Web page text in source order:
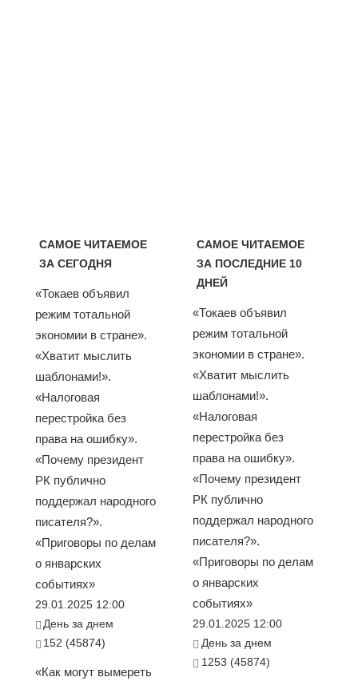
САМОЕ ЧИТАЕМОЕ
ЗА СЕГОДНЯ
«Токаев объявил
режим тотальной
экономии в стране».
«Хватит мыслить
шаблонами!».
«Налоговая
перестройка без
права на ошибку».
«Почему президент
РК публично
поддержал народного
писателя?».
«Приговоры по делам
о январских
событиях»
29.01.2025 12:00
День за днем
152 (45874)
«Как могут вымереть
САМОЕ ЧИТАЕМОЕ
ЗА ПОСЛЕДНИЕ 10
ДНЕЙ
«Токаев объявил
режим тотальной
экономии в стране».
«Хватит мыслить
шаблонами!».
«Налоговая
перестройка без
права на ошибку».
«Почему президент
РК публично
поддержал народного
писателя?».
«Приговоры по делам
о январских
событиях»
29.01.2025 12:00
День за днем
1253 (45874)